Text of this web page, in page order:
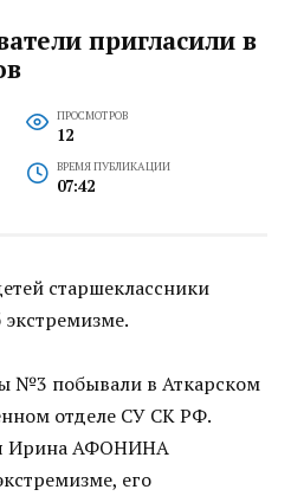
пригласили в
ПРОСМОТРОВ
12
ВРЕМЯ ПУБЛИКАЦИИ
07:42
старшеклассники
№3 побывали в Аткарском
отделе СУ СК РФ.
Ирина АФОНИНА
его